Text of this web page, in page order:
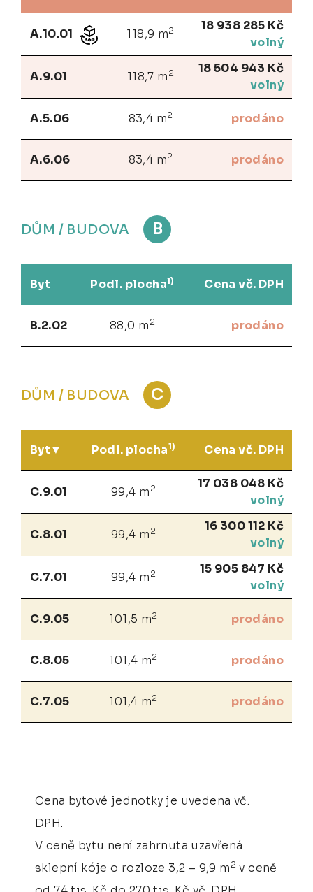
A.10.01 118,9 m2
18 938 285 Kč
volný
A.9.01 118,7 m 2
18 504 943 Kč
volný
A.5.06 83,4 m2 prodáno
A.6.06 83,4 m2 prodáno
DŮM / BUDOVA B
Byt Podl. plocha1) Cena vč. DPH
B.2.02 88,0 m 2 prodáno
DŮM / BUDOVA C
Byt Podl. plocha1) Cena vč. DPH
C.9.01 99,4 m 2
17 038 048 Kč
volný
C.8.01 99,4 m 2
16 300 112 Kč
volný
C.7.01 99,4 m 2
15 905 847 Kč
volný
C.9.05 101,5 m2 prodáno
C.8.05 101,4 m2 prodáno
C.7.05 101,4 m2 prodáno
Cena bytové jednotky je uvedena vč.
DPH.
V ceně bytu není zahrnuta uzavřená
sklepní kóje o rozloze 3,2 – 9,9 m 2 v ceně